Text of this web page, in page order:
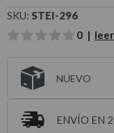
SKU: STEI-296
0 |
NUEVO
ENVÍO EN